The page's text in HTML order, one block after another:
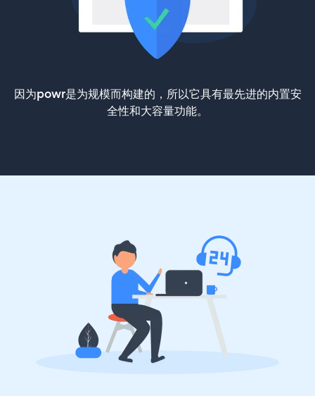
因为powr是为规模而构建的，所以它具有最先进的内置安
全性和大容量功能。